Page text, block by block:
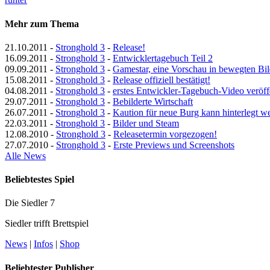
Mehr zum Thema
21.10.2011 - Stronghold 3 - Release!
16.09.2011 - Stronghold 3 - Entwicklertagebuch Teil 2
09.09.2011 - Stronghold 3 - Gamestar, eine Vorschau in bewegten
15.08.2011 - Stronghold 3 - Release offiziell bestätigt!
04.08.2011 - Stronghold 3 - erstes Entwickler-Tagebuch-Video
29.07.2011 - Stronghold 3 - Bebilderte Wirtschaft
26.07.2011 - Stronghold 3 - Kaution für neue Burg kann hinterlegt
22.03.2011 - Stronghold 3 - Bilder und Steam
12.08.2010 - Stronghold 3 - Releasetermin vorgezogen!
27.07.2010 - Stronghold 3 - Erste Previews und Screenshots
Alle News
Beliebtestes Spiel
Die Siedler 7
Siedler trifft Brettspiel
News | Infos | Shop
Beliebtester Publisher